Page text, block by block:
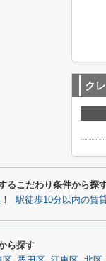
ク
るこだわり条件から探
駅徒歩10分以内の賃
ら探す